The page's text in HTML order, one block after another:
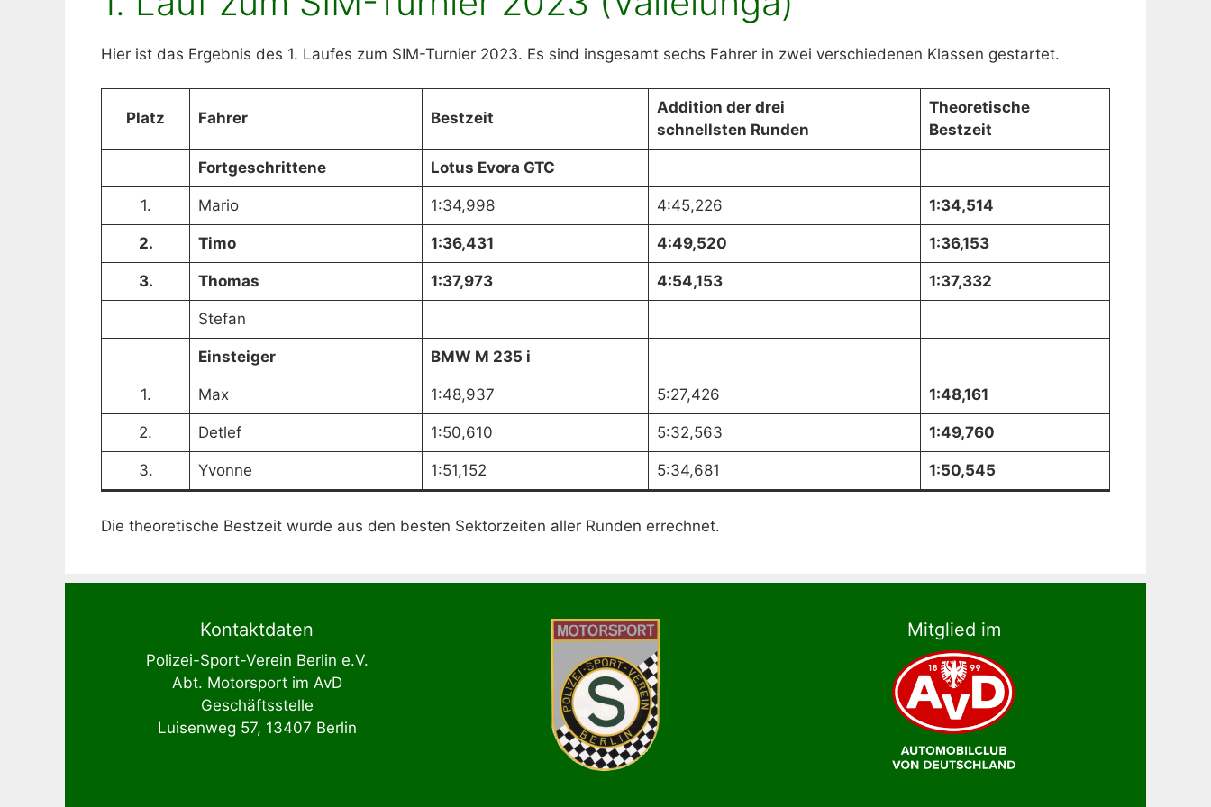
Hier ist das Ergebnis des 1. Laufes zum SIM-Turnier 2023. Es sind insgesamt sechs Fahrer in zwei verschiedenen Klassen gestartet.
Platz Fahrer Bestzeit
Addition der drei
schnellsten Runden
Theoretische
Bestzeit
Fortgeschrittene Lotus Evora GTC
1. Mario 1:34,998 4:45,226 1:34,514
2. Timo 1:36,431 4:49,520 1:36,153
3. Thomas 1:37,973 4:54,153 1:37,332
Stefan
Einsteiger BMW M 235 i
1. Max 1:48,937 5:27,426 1:48,161
2. Detlef 1:50,610 5:32,563 1:49,760
3. Yvonne 1:51,152 5:34,681 1:50,545
Die theoretische Bestzeit wurde aus den besten Sektorzeiten aller Runden errechnet.
Kontaktdaten
Polizei-Sport-Verein Berlin e.V.
Abt. Motorsport im AvD
Geschäftsstelle
Luisenweg 57, 13407 Berlin
Mitglied im